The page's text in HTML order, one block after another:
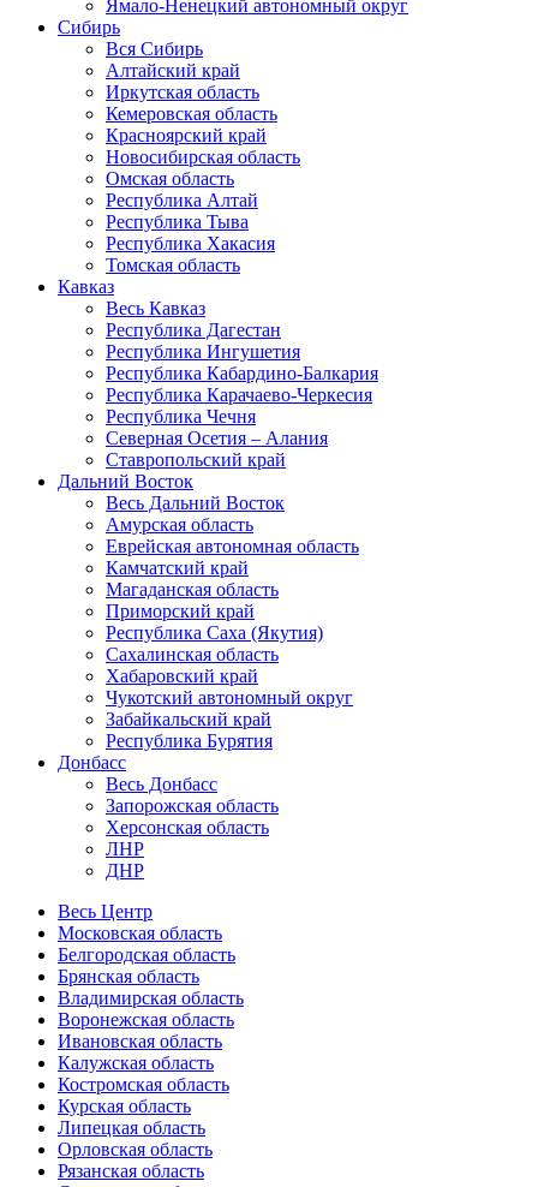
Ямало-Ненецкий автономный округ
Сибирь
Вся Сибирь
Алтайский край
Иркутская область
Кемеровская область
Красноярский край
Новосибирская область
Омская область
Республика Алтай
Республика Тыва
Республика Хакасия
Томская область
Кавказ
Весь Кавказ
Республика Дагестан
Республика Ингушетия
Республика Кабардино-Балкария
Республика Карачаево-Черкесия
Республика Чечня
Северная Осетия – Алания
Ставропольский край
Дальний Восток
Весь Дальний Восток
Амурская область
Еврейская автономная область
Камчатский край
Магаданская область
Приморский край
Республика Саха (Якутия)
Сахалинская область
Хабаровский край
Чукотский автономный округ
Забайкальский край
Республика Бурятия
Донбасс
Весь Донбасс
Запорожская область
Херсонская область
ЛНР
ДНР
Весь Центр
Московская область
Белгородская область
Брянская область
Владимирская область
Воронежская область
Ивановская область
Калужская область
Костромская область
Курская область
Липецкая область
Орловская область
Рязанская область